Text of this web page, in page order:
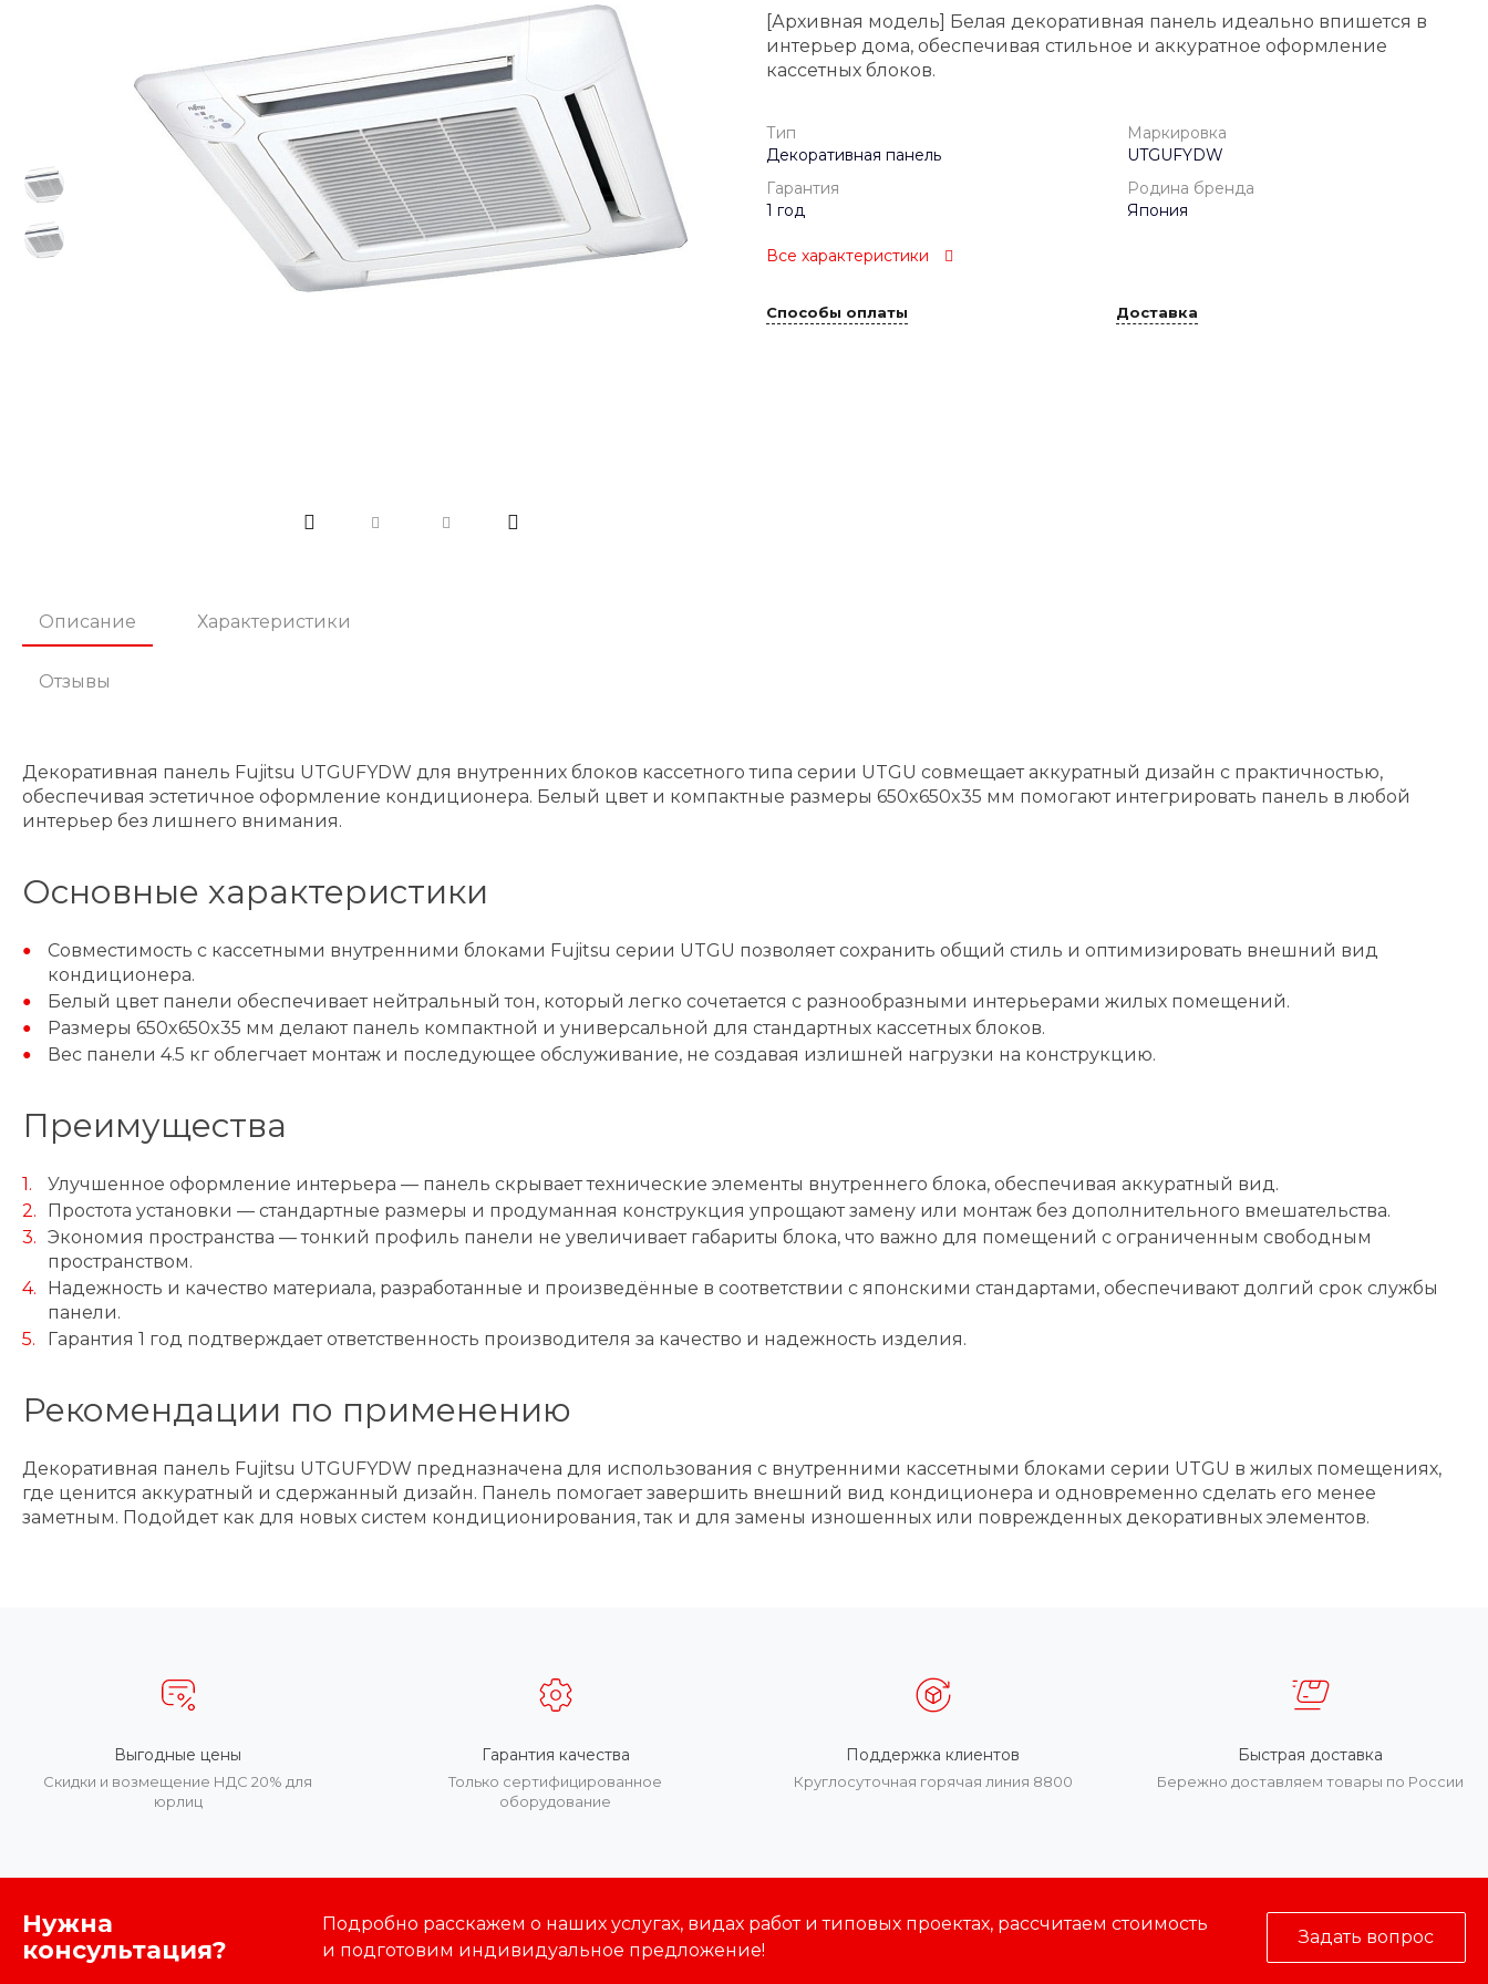
[Архивная модель] Белая декоративная панель идеально впишется в
интерьер дома, обеспечивая стильное и аккуратное оформление
кассетных блоков.
Тип
Декоративная панель
Маркировка
UTGUFYDW
Гарантия
1 год
Родина бренда
Япония
Все характеристики
Способы оплаты Доставка
Описание Характеристики
Отзывы
Декоративная панель Fujitsu UTGUFYDW для внутренних блоков кассетного типа серии UTGU совмещает аккуратный дизайн с практичностью,
обеспечивая эстетичное оформление кондиционера. Белый цвет и компактные размеры 650x650x35 мм помогают интегрировать панель в любой
интерьер без лишнего внимания.
Основные характеристики
Совместимость с кассетными внутренними блоками Fujitsu серии UTGU позволяет сохранить общий стиль и оптимизировать внешний вид
кондиционера.
Белый цвет панели обеспечивает нейтральный тон, который легко сочетается с разнообразными интерьерами жилых помещений.
Размеры 650x650x35 мм делают панель компактной и универсальной для стандартных кассетных блоков.
Вес панели 4.5 кг облегчает монтаж и последующее обслуживание, не создавая излишней нагрузки на конструкцию.
Преимущества
Улучшенное оформление интерьера — панель скрывает технические элементы внутреннего блока, обеспечивая аккуратный вид.
Простота установки — стандартные размеры и продуманная конструкция упрощают замену или монтаж без дополнительного вмешательства.
Экономия пространства — тонкий профиль панели не увеличивает габариты блока, что важно для помещений с ограниченным свободным
пространством.
Надежность и качество материала, разработанные и произведённые в соответствии с японскими стандартами, обеспечивают долгий срок службы
панели.
Гарантия 1 год подтверждает ответственность производителя за качество и надежность изделия.
Рекомендации по применению
Декоративная панель Fujitsu UTGUFYDW предназначена для использования с внутренними кассетными блоками серии UTGU в жилых помещениях,
где ценится аккуратный и сдержанный дизайн. Панель помогает завершить внешний вид кондиционера и одновременно сделать его менее
заметным. Подойдет как для новых систем кондиционирования, так и для замены изношенных или поврежденных декоративных элементов.
Выгодные цены
Скидки и возмещение НДС 20% для
юрлиц
Гарантия качества
Только сертифицированное
оборудование
Поддержка клиентов
Круглосуточная горячая линия 8800
Быстрая доставка
Бережно доставляем товары по России
Нужна
консультация?
Подробно расскажем о наших услугах, видах работ и типовых проектах, рассчитаем стоимость
и подготовим индивидуальное предложение!
Задать вопрос